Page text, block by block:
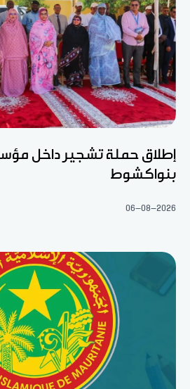
إطلاق حملة تشجير داخل
بنواكشوط
06-08-2026